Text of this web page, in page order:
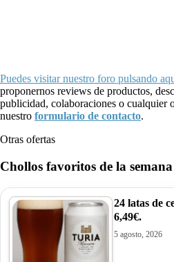
Puedes visitar nuestro foro pulsando
proponernos reviews de productos,
publicidad, colaboraciones o cualquier
nuestro formulario de contacto.
Otras ofertas
Chollos favoritos de la semana
24 latas de
6,49€.
5 agosto, 2026